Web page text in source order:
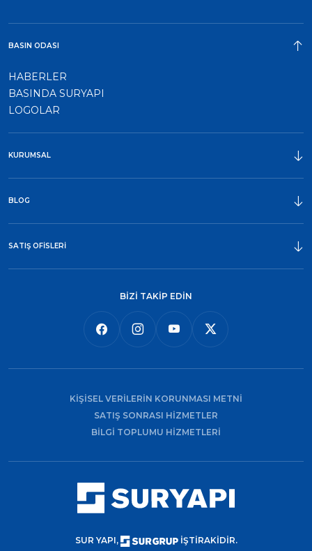
BİZİ TAKİP EDİN
BASIN ODASI
HABERLER
BASINDA SURYAPI
LOGOLAR
KURUMSAL
BLOG
SATIŞ OFİSLERİ
SUR YAPI, İŞTİRAKİDİR.
KİŞİSEL VERİLERİN KORUNMASI METNİ
SATIŞ SONRASI HİZMETLER
BİLGİ TOPLUMU HİZMETLERİ